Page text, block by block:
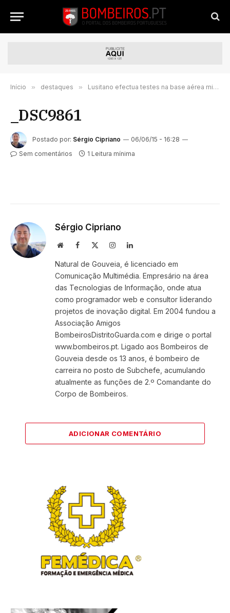
Início » destaques » Lusitano efectua testes na base aérea militar de Maceda, em Ovar
_DSC9861
Postado por: Sérgio Cipriano
06/06/15 - 16:28
Sem comentários
1 Leitura mínima
Sérgio Cipriano
WebsiteFacebook InstagramLinkedIn
Natural de Gouveia, é licenciado em
Comunicação Multimédia. Empresário na área
das Tecnologias de Informação, onde atua
como programador web e consultor liderando
projetos de inovação digital. Em 2004 fundou a
Associação Amigos
BombeirosDistritoGuarda.com e dirige o portal
www.bombeiros.pt. Ligado aos Bombeiros de
Gouveia desde os 13 anos, é bombeiro de
carreira no posto de Subchefe, acumulando
atualmente as funções de 2.º Comandante do
Corpo de Bombeiros.
ADICIONAR COMENTÁRIO